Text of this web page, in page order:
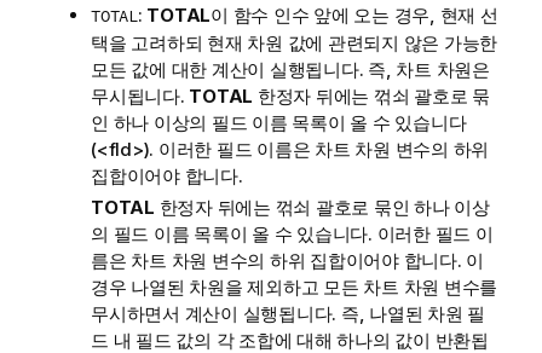
TOTAL: TOTAL이 함수 인수 앞에 오는 경우, 현재 선
택을 고려하되 현재 차원 값에 관련되지 않은 가능한
모든 값에 대한 계산이 실행됩니다. 즉, 차트 차원은
무시됩니다. TOTAL 한정자 뒤에는 꺾쇠 괄호로 묶
인 하나 이상의 필드 이름 목록이 올 수 있습니다
(<fld>). 이러한 필드 이름은 차트 차원 변수의 하위
집합이어야 합니다.
TOTAL 한정자 뒤에는 꺾쇠 괄호로 묶인 하나 이상
의 필드 이름 목록이 올 수 있습니다. 이러한 필드 이
름은 차트 차원 변수의 하위 집합이어야 합니다. 이
경우 나열된 차원을 제외하고 모든 차트 차원 변수를
무시하면서 계산이 실행됩니다. 즉, 나열된 차원 필
드 내 필드 값의 각 조합에 대해 하나의 값이 반환됩